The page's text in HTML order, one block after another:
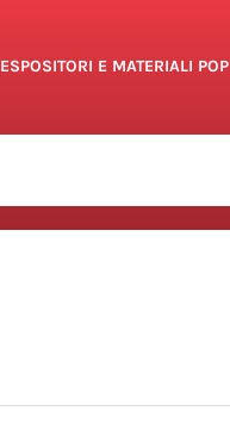
ESPOSITORI E MATERIALI POP